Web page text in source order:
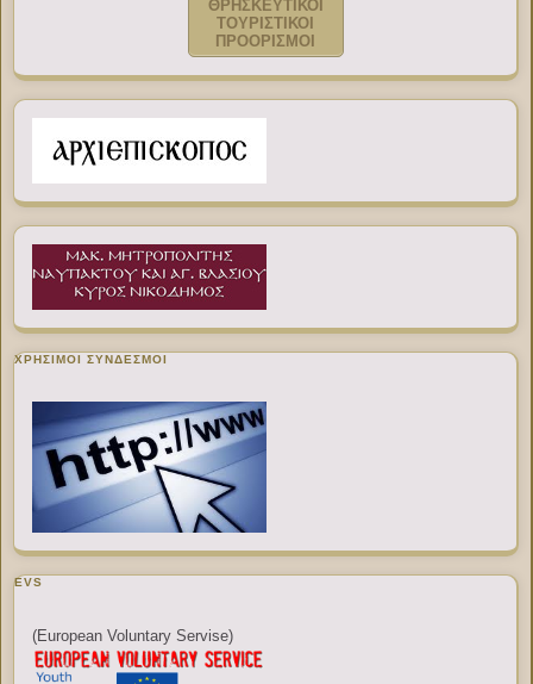
ΘΡΗΣΚΕΥΤΙΚΟΙ
ΤΟΥΡΙΣΤΙΚΟΙ
ΠΡΟΟΡΙΣΜΟΙ
ΧΡΉΣΙΜΟΙ ΣΎΝΔΕΣΜΟΙ
EVS
(European Voluntary Servise)